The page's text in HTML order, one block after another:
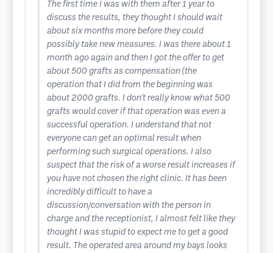
The first time I was with them after 1 year to
discuss the results, they thought I should wait
about six months more before they could
possibly take new measures. I was there about 1
month ago again and then I got the offer to get
about 500 grafts as compensation (the
operation that I did from the beginning was
about 2000 grafts. I don't really know what 500
grafts would cover if that operation was even a
successful operation. I understand that not
everyone can get an optimal result when
performing such surgical operations. I also
suspect that the risk of a worse result increases if
you have not chosen the right clinic. It has been
incredibly difficult to have a
discussion/conversation with the person in
charge and the receptionist, I almost felt like they
thought I was stupid to expect me to get a good
result. The operated area around my bays looks